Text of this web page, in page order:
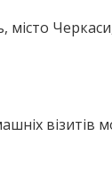
місто
візитів